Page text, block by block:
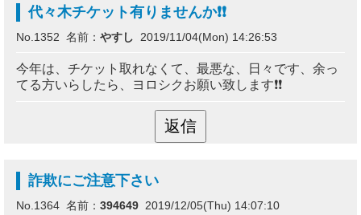
代々木チケット有りませんか❗❗
No.1352 名前： やすし 2019/11/04(Mon) 14:26:53
今年は、チケット取れなくて、最悪な、日々です、余っ
てる方いらしたら、ヨロシクお願い致します❗❗
詐欺にご注意下さい
No.1364 名前： 394649 2019/12/05(Thu) 14:07:10